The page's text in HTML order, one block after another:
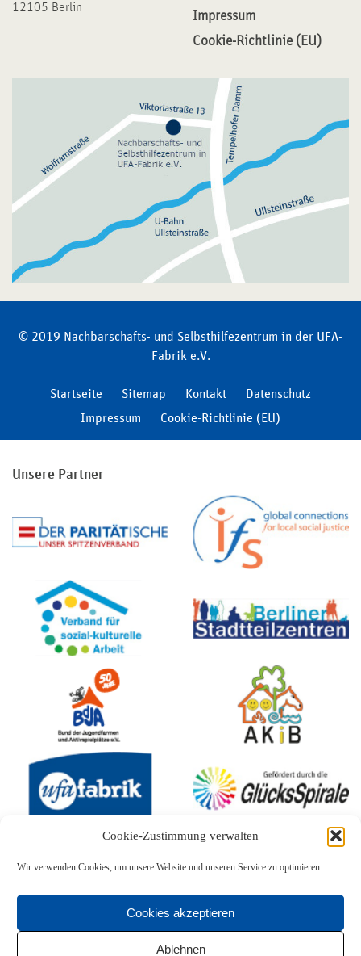
Cookie-Zustimmung verwalten
Wir verwenden Cookies, um unsere Website und unseren Service zu optimieren.
Cookies akzeptieren
Ablehnen
12105 Berlin
Impressum
Cookie-Richtlinie (EU)
© 2019 Nachbarschafts- und Selbsthilfezentrum in der UFA-
Fabrik e.V.
Startseite Sitemap Kontakt
Datenschutz
Impressum
Cookie-Richtlinie (EU)
Unsere Partner